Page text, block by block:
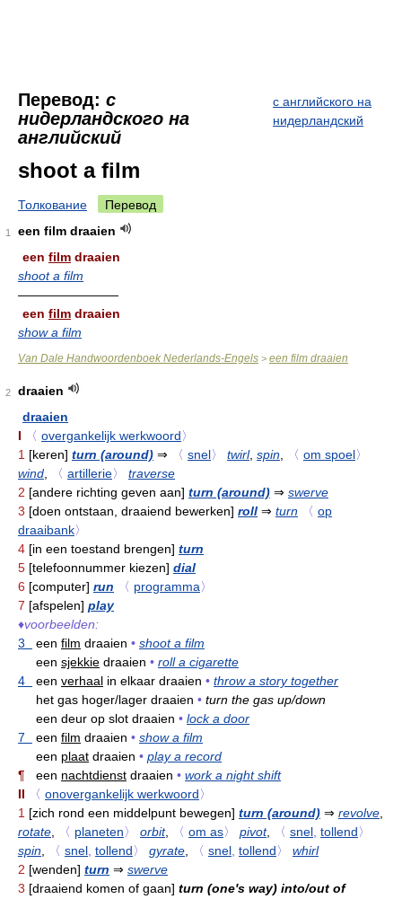
Перевод: с
нидерландского на
английский
с английского на
нидерландский
shoot a film
Толкование Перевод
1
een film draaien
een film draaien
shoot a film
————————
een film draaien
show a film
Van Dale Handwoordenboek Nederlands-Engels > een film draaien
2
draaien
draaien
I
〈 overgankelijk werkwoord〉
1 [keren] turn (around) ⇒ 〈 snel〉 twirl, spin 〈 om spoel〉
wind
〈 artillerie〉
traverse
2 [andere richting geven aan] turn (around) ⇒ swerve
3 [doen ontstaan, draaiend bewerken] roll ⇒ turn 〈 op
draaibank〉
4 [in een toestand brengen] turn
5 [telefoonnummer kiezen] dial
6 [computer] run 〈 programma〉
7 [afspelen] play
♦voorbeelden:
3
een film draaien • shoot a film
een sjekkie draaien • roll a cigarette
4
een verhaal in elkaar draaien • throw a story together
het gas hoger/lager draaien • turn the gas up/down
een deur op slot draaien • lock a door
7
een film draaien • show a film
een plaat draaien • play a record
¶ een nachtdienst draaien • work a night shift
II
〈 onovergankelijk werkwoord〉
1 [zich rond een middelpunt bewegen] turn (around) ⇒ revolve
rotate
〈 planeten〉 orbit, 〈 om as〉 pivot, 〈 snel tollend〉
spin
〈 snel tollend〉 gyrate 〈 snel tollend〉
whirl
2 [wenden] turn ⇒ swerve
3 [draaiend komen of gaan] turn (one's way) into/out of